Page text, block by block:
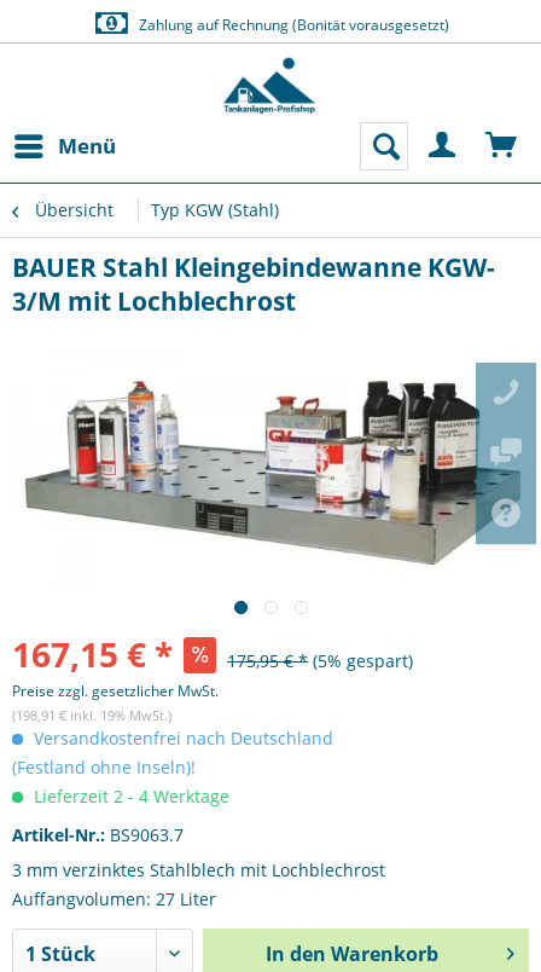
Zahlung auf Rechnung (Bonität vorausgesetzt)
Menü
Übersicht Typ KGW (Stahl)
BAUER Stahl Kleingebindewanne KGW-
3/M mit Lochblechrost
167,15 € * 175,95 € * (5% gespart)
Preise zzgl. gesetzlicher MwSt.
(198,91 € inkl. 19% MwSt.)
Versandkostenfrei nach Deutschland
(Festland ohne Inseln)!
Lieferzeit 2 - 4 Werktage
Artikel-Nr.: BS9063.7
3 mm verzinktes Stahlblech mit Lochblechrost
Auffangvolumen: 27 Liter
In den Warenkorb